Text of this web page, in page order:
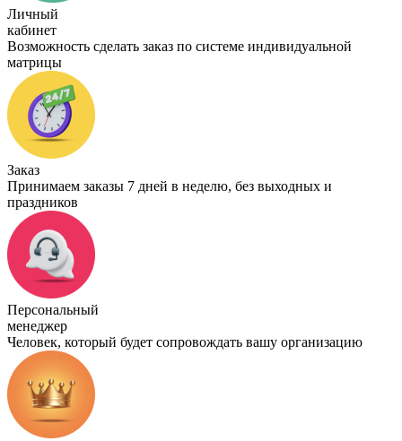
Личный
кабинет
Возможность сделать заказ по системе индивидуальной
матрицы
Заказ
Принимаем заказы 7 дней в неделю, без выходных и
праздников
Персональный
менеджер
Человек, который будет сопровождать вашу организацию